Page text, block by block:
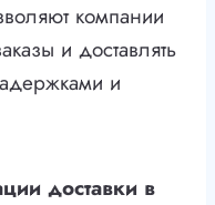
компании
и доставлять
и
доставки в